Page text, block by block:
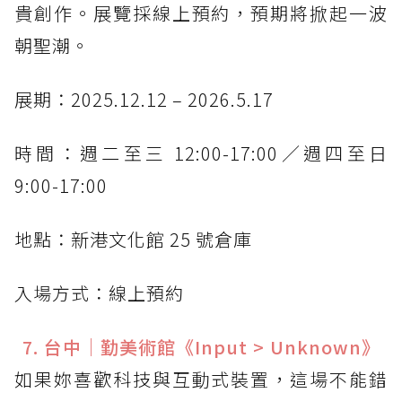
貴創作。展覽採線上預約，預期將掀起一波
朝聖潮。
展期：2025.12.12 – 2026.5.17
時間：週二至三 12:00-17:00／週四至日
9:00-17:00
地點：新港文化館 25 號倉庫
入場方式：線上預約
7. 台中｜勤美術館《Input > Unknown》
如果妳喜歡科技與互動式裝置，這場不能錯